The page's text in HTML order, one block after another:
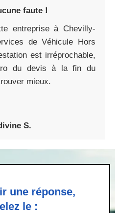
faute !
entreprise à Chevilly-
de Véhicule Hors
est irréprochable,
du devis à la fin du
mieux.
S.
une réponse,
le :